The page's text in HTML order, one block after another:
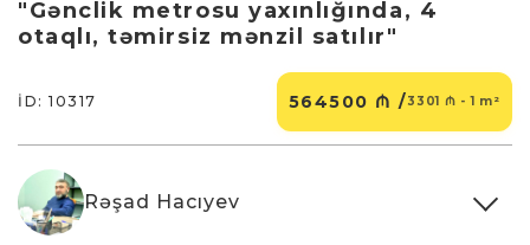
"Gənclik metrosu yaxınlığında, 4
otaqlı, təmirsiz mənzil satılır"
İD: 10317 564500 ₼ /3301 ₼ - 1 m²
Rəşad Hacıyev